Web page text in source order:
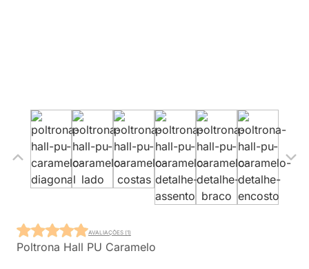
Poltrona Hall PU Caramelo
AVALIAÇÕES (1)